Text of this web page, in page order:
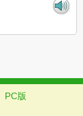
PC版